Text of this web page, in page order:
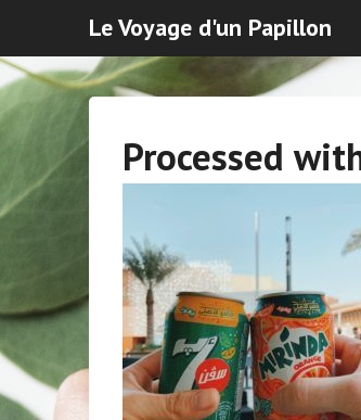
Le Voyage d'un Papillon
Processed